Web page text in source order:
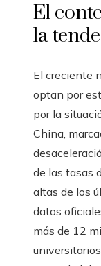
El
la
El creciente
optan por
por la
China,
de las tasas
altas de los
datos
más de 12